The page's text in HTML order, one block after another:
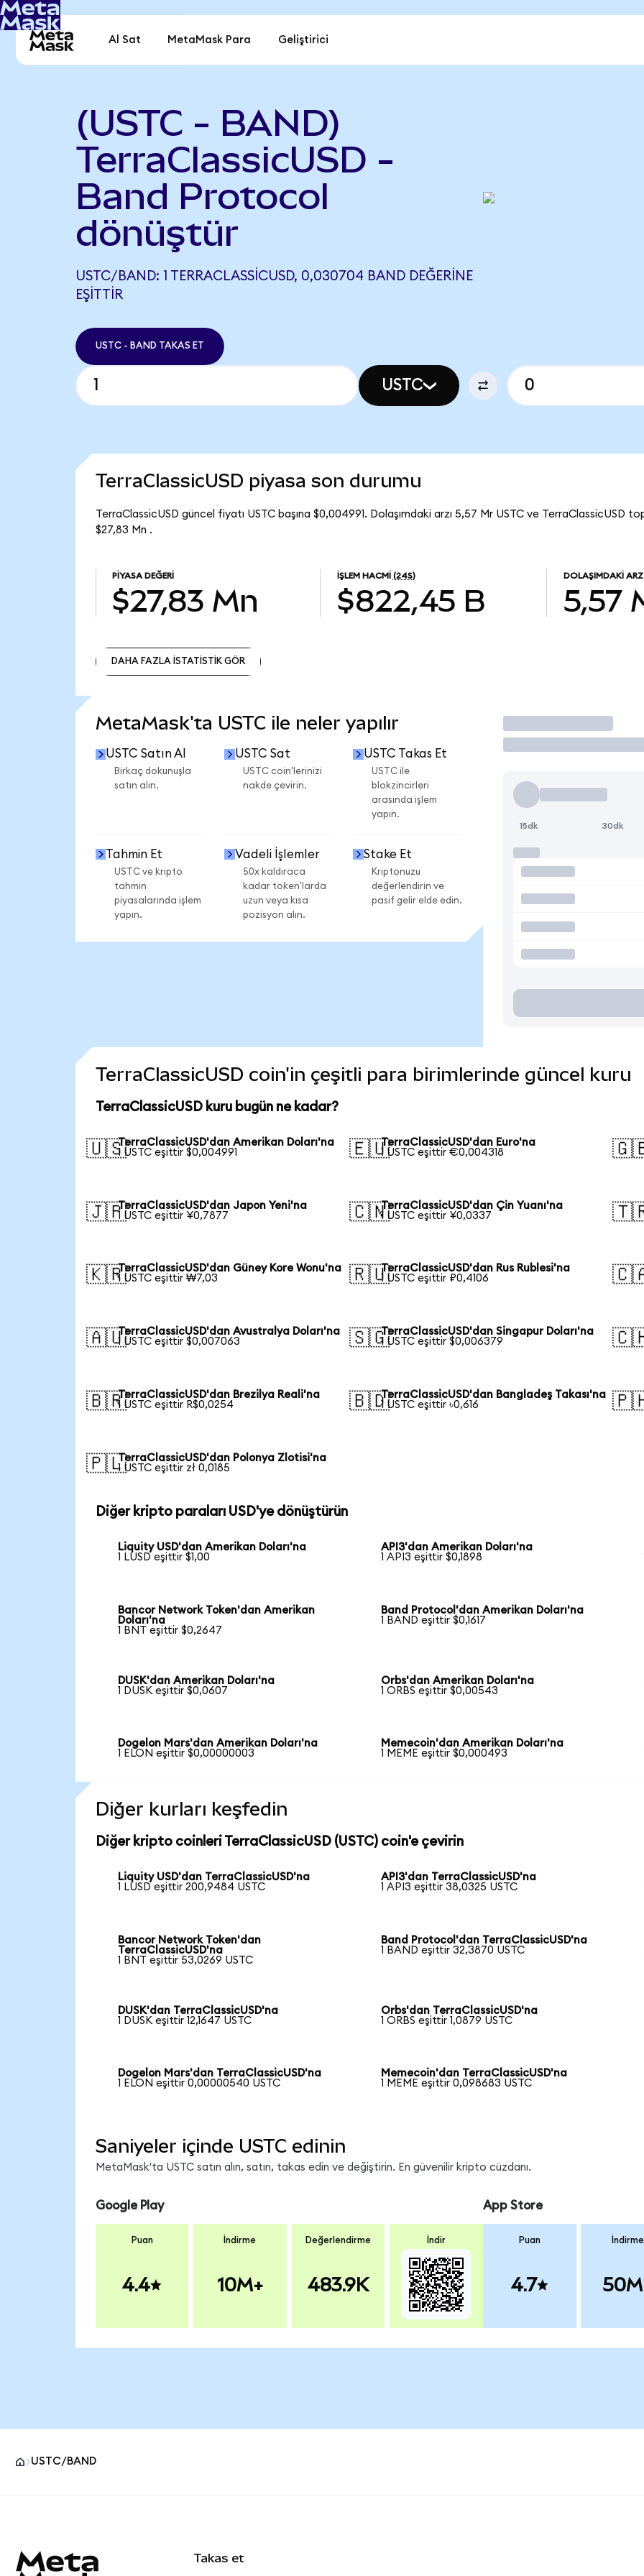
Al Sat MetaMask Para Geliştirici
(USTC - BAND)
TerraClassicUSD -
Band Protocol
dönüştür
USTC/BAND: 1 TERRACLASSICUSD, 0,030704 BAND DEĞERINE
EŞITTIR
USTC - BAND TAKAS ET
USTC
TerraClassicUSD piyasa son durumu
TerraClassicUSD güncel fiyatı USTC başına $0,004991. Dolaşımdaki arzı 5,57 Mr USTC ve TerraClassicUSD
$27,83 Mn .
PIYASA DEĞERI
$27,83 Mn
İŞLEM HACMI (24S)
$822,45 B
DOLAŞIMDAKI ARZ
5,57
DAHA FAZLA İSTATİSTİK GÖR
MetaMask'ta USTC ile neler yapılır
USTC Satın Al
Birkaç dokunuşla
satın alın.
USTC Sat
USTC coin'lerinizi
nakde çevirin.
USTC Takas Et
USTC ile
blokzincirleri
arasında işlem
yapın.
Tahmin Et
USTC ve kripto
tahmin
piyasalarında işlem
yapın.
Vadeli İşlemler
50x kaldıraca
kadar token'larda
uzun veya kısa
pozisyon alın.
Stake Et
Kriptonuzu
değerlendirin ve
pasif gelir elde edin.
İşlem Yap
15dk 30dk
TerraClassicUSD coin'in çeşitli para birimlerinde güncel kuru
TerraClassicUSD kuru bugün ne kadar?
🇺🇸TerraClassicUSD'dan Amerikan Doları'na
1 USTC eşittir $0,004991
🇪🇺TerraClassicUSD'dan Euro'na
1 USTC eşittir €0,004318
🇯🇵TerraClassicUSD'dan Japon Yeni'na
1 USTC eşittir ¥0,7877
🇨🇳TerraClassicUSD'dan Çin Yuanı'na
1 USTC eşittir ¥0,0337
🇰🇷TerraClassicUSD'dan Güney Kore Wonu'na
1 USTC eşittir ₩7,03
🇷🇺TerraClassicUSD'dan Rus Rublesi'na
1 USTC eşittir ₽0,4106
🇦🇺TerraClassicUSD'dan Avustralya Doları'na
1 USTC eşittir $0,007063
🇸🇬TerraClassicUSD'dan Singapur Doları'na
1 USTC eşittir $0,006379
🇧🇷TerraClassicUSD'dan Brezilya Reali'na
1 USTC eşittir R$0,0254
🇧🇩TerraClassicUSD'dan Bangladeş Takası'na
1 USTC eşittir ৳0,616
🇵🇱TerraClassicUSD'dan Polonya Zlotisi'na
1 USTC eşittir zł 0,0185
Diğer kripto paraları USD'ye dönüştürün
Liquity USD'dan Amerikan Doları'na
1 LUSD eşittir $1,00
API3'dan Amerikan Doları'na
1 API3 eşittir $0,1898
Bancor Network Token'dan Amerikan
Doları'na
1 BNT eşittir $0,2647
Band Protocol'dan Amerikan Doları'na
1 BAND eşittir $0,1617
DUSK'dan Amerikan Doları'na
1 DUSK eşittir $0,0607
Orbs'dan Amerikan Doları'na
1 ORBS eşittir $0,00543
Dogelon Mars'dan Amerikan Doları'na
1 ELON eşittir $0,00000003
Memecoin'dan Amerikan Doları'na
1 MEME eşittir $0,000493
Diğer kurları keşfedin
Diğer kripto coinleri TerraClassicUSD (USTC) coin'e çevirin
Liquity USD'dan TerraClassicUSD'na
1 LUSD eşittir 200,9484 USTC
API3'dan TerraClassicUSD'na
1 API3 eşittir 38,0325 USTC
Bancor Network Token'dan
TerraClassicUSD'na
1 BNT eşittir 53,0269 USTC
Band Protocol'dan TerraClassicUSD'na
1 BAND eşittir 32,3870 USTC
DUSK'dan TerraClassicUSD'na
1 DUSK eşittir 12,1647 USTC
Orbs'dan TerraClassicUSD'na
1 ORBS eşittir 1,0879 USTC
Dogelon Mars'dan TerraClassicUSD'na
1 ELON eşittir 0,00000540 USTC
Memecoin'dan TerraClassicUSD'na
1 MEME eşittir 0,098683 USTC
Saniyeler içinde USTC edinin
MetaMask'ta USTC satın alın, satın, takas edin ve değiştirin. En güvenilir kripto cüzdanı.
Google Play
Puan
4.4
İndirme
10M+
Değerlendirme
483.9K
İndir
App Store
Puan
4.7
İndirme
USTC/BAND
Takas et